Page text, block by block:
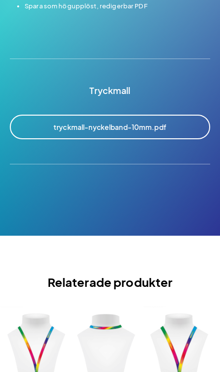
Spara som högupplöst, redigerbar PDF
Tryckmall
tryckmall-nyckelband-10mm.pdf
Relaterade produkter